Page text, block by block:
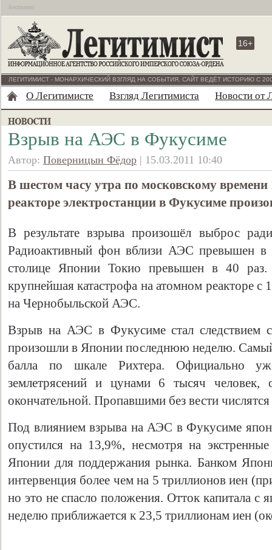
Бесплатно
16+
ЛЕГИТИМИСТ - МОНАРХИЧЕСКИЙ ВЗГЛЯД НА СОБЫТИЯ. САЙТ ВЕДЁТ ИСТОРИЮ С
О Легитимисте Взгляд Легитимиста Новости от
Взрыв на АЭС в Фукусиме
Автор: Поверницын Фёдор | 15.03.2011 10:40
В шестом часу утра по московскому
реакторе электростанции в Фукусиме
В результате взрыва произошёл выброс
Радиоактивный фон вблизи АЭС превышен в
столице Японии Токио превышен в 40
крупнейшая катастрофа на атомном реакторе с
на Чернобыльской АЭС.
Взрыв на АЭС в Фукусиме стал следствием
произошли в Японии последнюю неделю.
балла по шкале Рихтера. Официально
землетрясений и цунами 6 тысяч человек,
окончательной. Пропавшими без вести
Под влиянием взрыва на АЭС в Фукусиме
опустился на 13,9%, несмотря на
Японии для поддержания рынка. Банком
интервенция более чем на 5 триллионов иен
но это не спасло положения. Отток капитала с
неделю приближается к 23,5 триллионам иен